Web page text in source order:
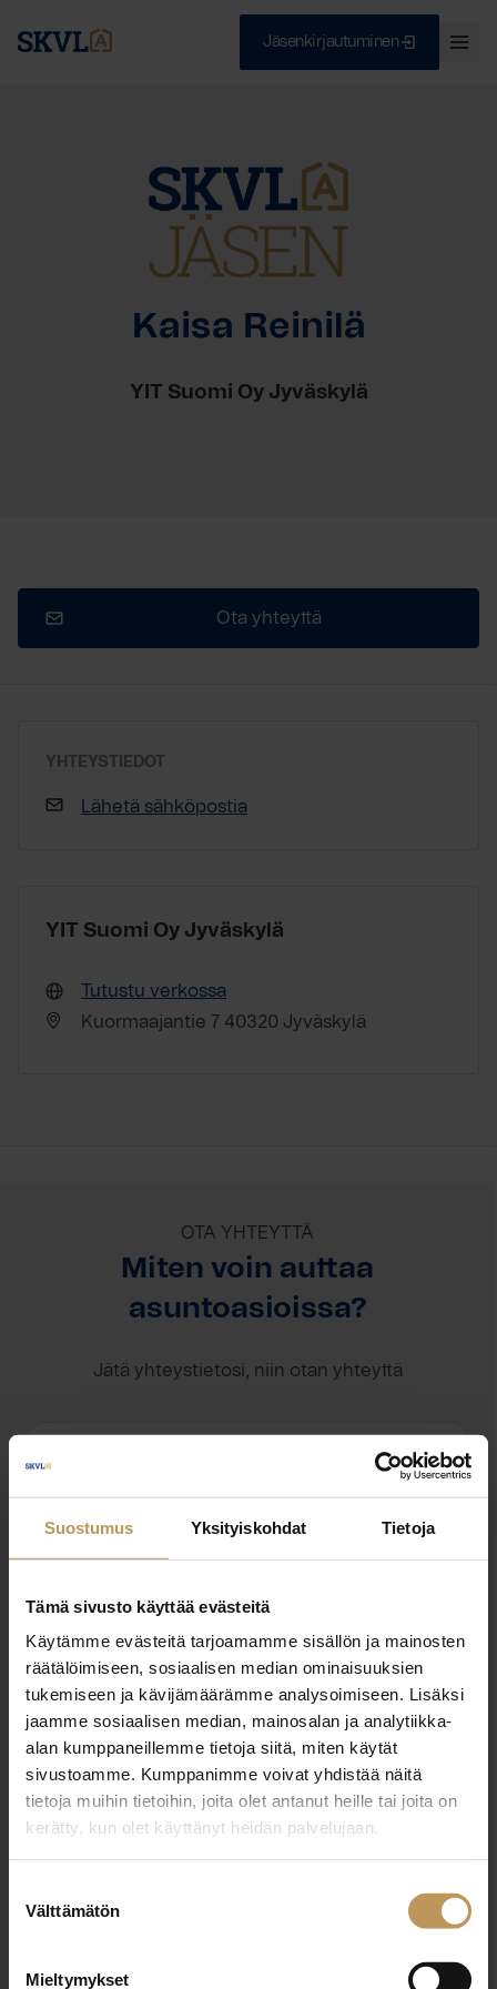
Suostumus Yksityiskohdat Tietoja
Tämä sivusto käyttää evästeitä
Käytämme evästeitä tarjoamamme sisällön ja mainosten
räätälöimiseen, sosiaalisen median ominaisuuksien
tukemiseen ja kävijämäärämme analysoimiseen. Lisäksi
jaamme sosiaalisen median, mainosalan ja analytiikka-
alan kumppaneillemme tietoja siitä, miten käytät
sivustoamme. Kumppanimme voivat yhdistää näitä
tietoja muihin tietoihin, joita olet antanut heille tai joita on
kerätty, kun olet käyttänyt heidän palvelujaan.
valinta
Välttämätön
Mieltymykset
Jäsenkirjautuminen
Kaisa Reinilä
YIT Suomi Oy Jyväskylä
Ota yhteyttä
YHTEYSTIEDOT
Lähetä sähköpostia
YIT Suomi Oy Jyväskylä
Tutustu verkossa
Kuormaajantie 7 40320 Jyväskylä
OTA YHTEYTTÄ
Miten voin auttaa
asuntoasioissa?
Jätä yhteystietosi, niin otan yhteyttä
"*" näyttää pakolliset kentät
Aihe
Nimi*
Sähköposti